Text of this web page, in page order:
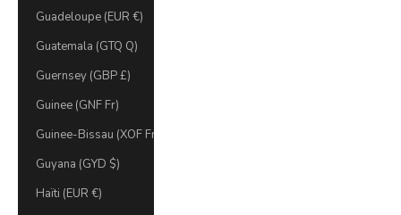
Guadeloupe (EUR €)
Guatemala (GTQ Q)
Guernsey (GBP £)
Guinee (GNF Fr)
Guinee-Bissau (XOF Fr)
Guyana (GYD $)
Haïti (EUR €)